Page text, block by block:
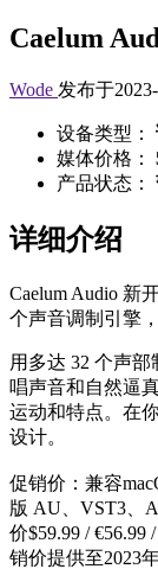
Caelum
Wode 发布于
设备类型：
媒体价格：
产品状态：
详细介绍
Caelum Audio 新
个声音调制引擎
用多达 32 个声
唱声音和自然逼
运动和特点。在
设计。
促销价：兼容
版 AU、VST3、
价$59.99 / €56.99
销价提供至2023